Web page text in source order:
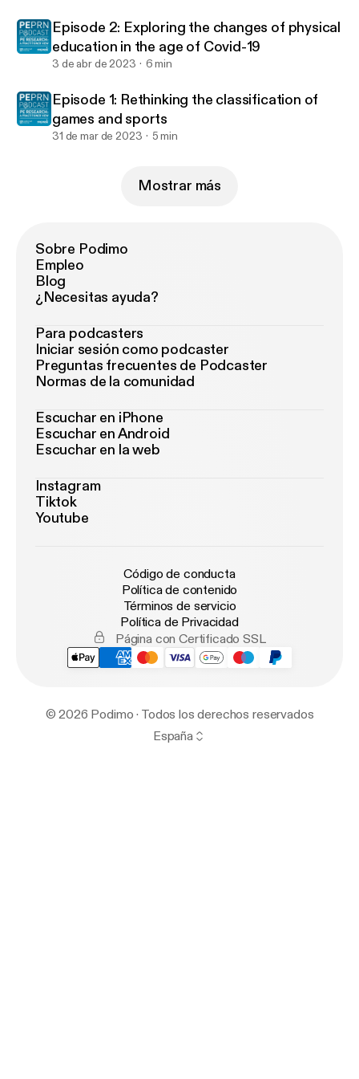
Episode 2: Exploring the changes of physical
education in the age of Covid-19
3 de abr de 2023 6 min
Episode 1: Rethinking the classification of
games and sports
31 de mar de 2023 5 min
Mostrar más
Sobre Podimo
Empleo
Blog
¿Necesitas ayuda?
Para podcasters
Iniciar sesión como podcaster
Preguntas frecuentes de Podcaster
Normas de la comunidad
Escuchar en iPhone
Escuchar en Android
Escuchar en la web
Instagram
Tiktok
Youtube
Código de conducta
Política de contenido
Términos de servicio
Política de Privacidad
Página con Certificado SSL
© 2026 Podimo · Todos los derechos reservados
España